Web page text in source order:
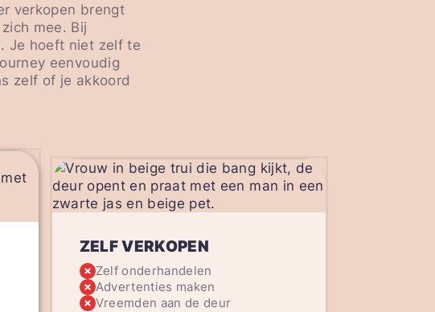
verkopen brengt
mee. Bij
Je hoeft niet zelf te
eenvoudig
zelf of je akkoord
ZELF VERKOPEN
Zelf onderhandelen
Advertenties maken
Vreemden aan de deur